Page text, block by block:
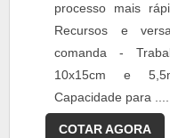
processo mais
Recursos e
comanda -
10x15cm e
Capacidade para ....
COTAR AGORA